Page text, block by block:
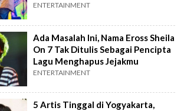
ENTERTAINMENT
Ada Masalah Ini, Nama Eross Sheila
On 7 Tak Ditulis Sebagai Pencipta
Lagu Menghapus Jejakmu
ENTERTAINMENT
5 Artis Tinggal di Yogyakarta,